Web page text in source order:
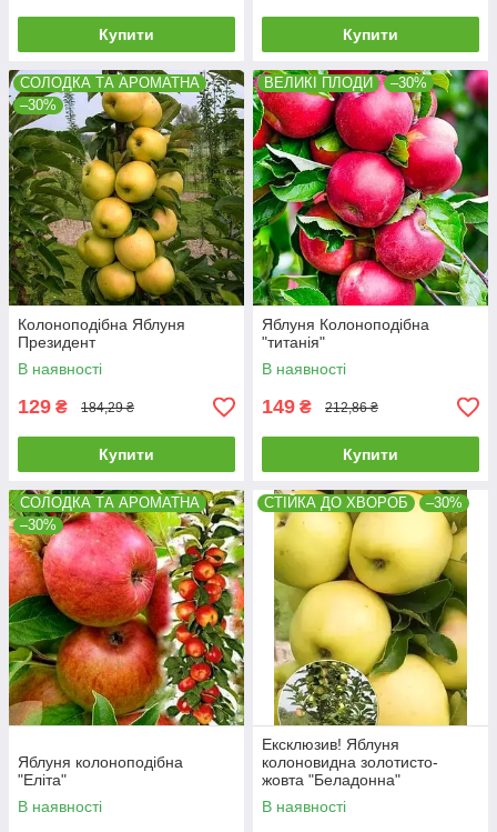
Купити Купити
СОЛОДКА ТА АРОМАТНА
–30%
Колоноподібна Яблуня
Президент
В наявності
129 ₴ 184,29 ₴
Купити
ВЕЛИКІ ПЛОДИ –30%
Яблуня Колоноподібна
"титанія"
В наявності
149 ₴ 212,86 ₴
Купити
СОЛОДКА ТА АРОМАТНА
–30%
Яблуня колоноподібна
"Еліта"
В наявності
СТІЙКА ДО ХВОРОБ –30%
Ексклюзив! Яблуня
колоновидна золотисто-
жовта "Беладонна"
В наявності